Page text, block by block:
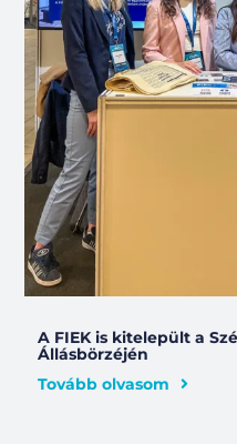
A FIEK is kitelepült a
Állásbörzéjén
Tovább olvasom